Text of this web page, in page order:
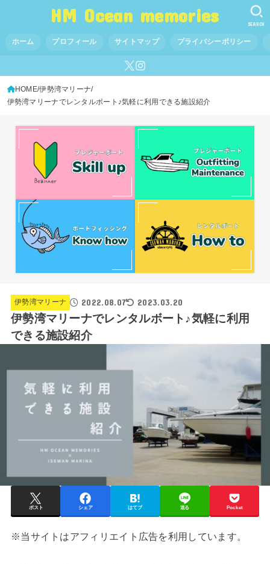
HM Ocean memories
ホーム プロフィール サイトマップ プライバシーポリシー
SEARCH
HOME 伊勢湾マリーナ
伊勢湾マリーナでレンタルボート♪気軽に利用できる施設紹介
伊勢湾マリーナ 2022.08.07 2023.03.20
伊勢湾マリーナでレンタルボート♪気軽に利用
できる施設紹介
ポスト シェア はてブ 送る Pocket
※当サイトはアフィリエイト広告を利用しています。